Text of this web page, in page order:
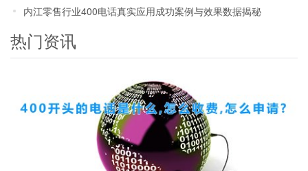
内江零售行业400电话真实应用成功案例与效果数据揭秘
热门资讯